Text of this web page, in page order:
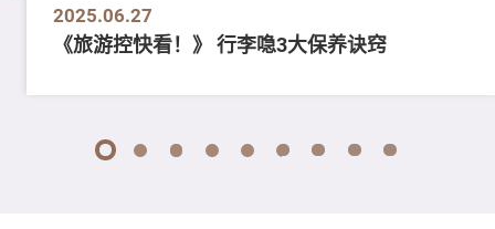
2025.06.27
《旅游控快看！》 行李喼3大保养诀窍
1 2 3 4 5 6 7 8 9